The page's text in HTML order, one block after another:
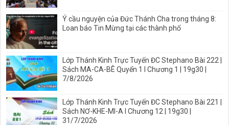
Ý cầu nguyện của Đức Thánh Cha trong tháng 8:
Loan báo Tin Mừng tại các thành phố
Lớp Thánh Kinh Trực Tuyến ĐC Stephano Bài 222 |
Sách MA-CA-BÊ Quyển 1 I Chương 1 | 19g30 |
7/8/2026
Lớp Thánh Kinh Trực Tuyến ĐC Stephano Bài 221 |
Sách NƠ-KHE-MI-A I Chương 12 | 19g30 |
31/7/2026